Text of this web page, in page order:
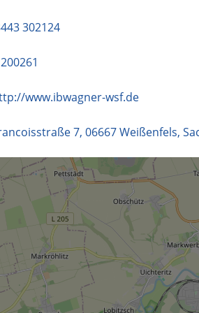
302124
www.ibwagner-wsf.de
7, 06667Weißenfels,